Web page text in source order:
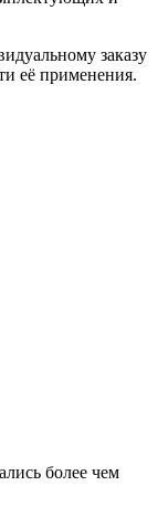
заказу
её применения.
более чем